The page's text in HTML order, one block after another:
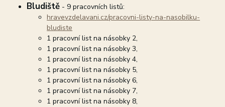
Bludiště - 9 pracovních listů:
hravevzdelavani.cz/pracovni-listy-na-nasobilku-
bludiste
1 pracovní list na násobky 2,
1 pracovní list na násobky 3,
1 pracovní list na násobky 4,
1 pracovní list na násobky 5,
1 pracovní list na násobky 6,
1 pracovní list na násobky 7,
1 pracovní list na násobky 8,